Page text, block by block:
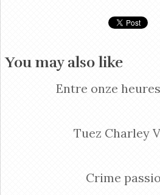
You may also like
Entre onze
Tuez Charley
Crime